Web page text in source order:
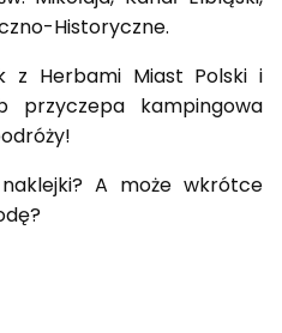
Historyczne.
z Herbami Miast Polski i
przyczepa kampingowa
A może wkrótce